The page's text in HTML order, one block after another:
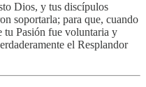
Dios, y tus discípulos
soportarla; para que, cuando
tu Pasión fue voluntaria y
el Resplandor